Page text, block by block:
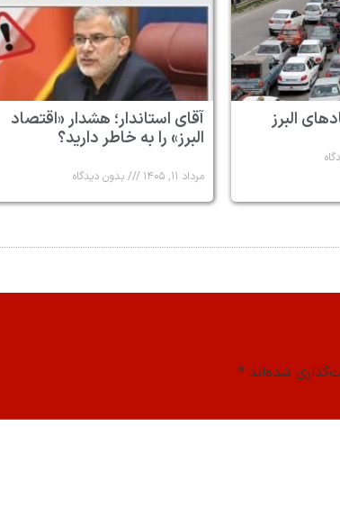
البرز آقای استاندار؛ هشدار «اقتصاد
البرز» را به خاطر دارید؟
مرداد ۱۱, ۱۴۰۵ بدون دیدگاه
شده‌اند *